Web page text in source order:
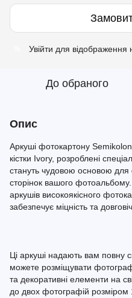
Увійти для відображення
До обраного
Опис
Аркуші фотокартону
кістки Ivory, розроблені
стануть чудовою основою для
сторінок вашого
аркушів високоякісного
забезпечує міцність та
Ці аркуші надають вам повну
можете розміщувати
та декоративні елементи на
до двох фотографій